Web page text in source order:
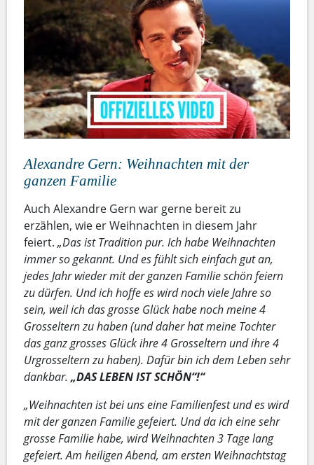
Alexandre Gern: Weihnachten mit der
ganzen Familie
Auch Alexandre Gern war gerne bereit zu
erzählen, wie er Weihnachten in diesem Jahr
feiert. „Das ist Tradition pur. Ich habe Weihnachten
immer so gekannt. Und es fühlt sich einfach gut an,
jedes Jahr wieder mit der ganzen Familie schön feiern
zu dürfen. Und ich hoffe es wird noch viele Jahre so
sein, weil ich das grosse Glück habe noch meine 4
Grosseltern zu haben (und daher hat meine Tochter
das ganz grosses Glück ihre 4 Grosseltern und ihre 4
Urgrosseltern zu haben). Dafür bin ich dem Leben sehr
dankbar. „DAS LEBEN IST SCHÖN“!“
„Weihnachten ist bei uns eine Familienfest und es wird
mit der ganzen Familie gefeiert. Und da ich eine sehr
grosse Familie habe, wird Weihnachten 3 Tage lang
gefeiert. Am heiligen Abend, am ersten Weihnachtstag